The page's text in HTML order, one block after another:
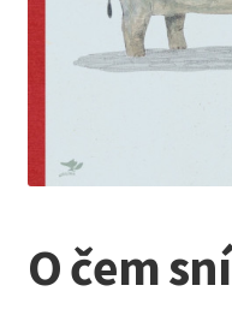
Kreativní tvoření
O čem sní